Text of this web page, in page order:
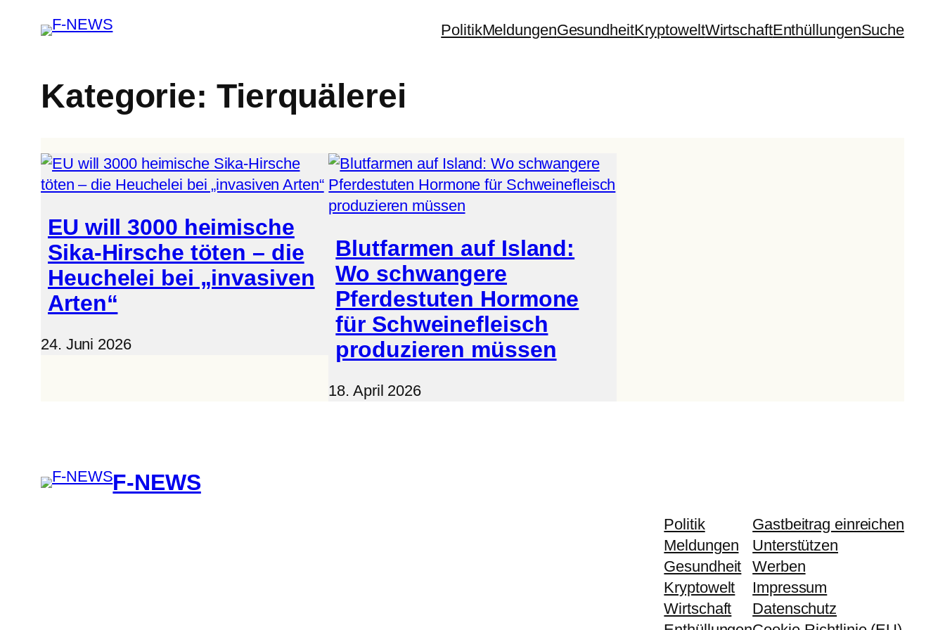
PolitikMeldungenGesundheitKryptoweltWirtschaftEnthüllungenSuche
Kategorie: Tierquälerei
EU will 3000 heimische
Sika-Hirsche töten – die
Heuchelei bei „invasiven
Arten“
24. Juni 2026
Blutfarmen auf Island:
Wo schwangere
Pferdestuten Hormone
für Schweinefleisch
produzieren müssen
18. April 2026
F-NEWS
Politik
Meldungen
Gesundheit
Kryptowelt
Wirtschaft
Gastbeitrag einreichen
Unterstützen
Werben
Impressum
Datenschutz